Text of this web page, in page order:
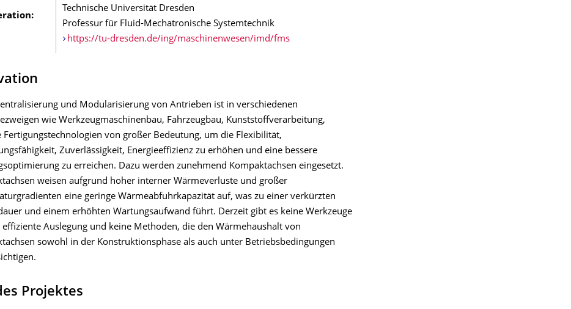
Technische Universität Dresden
Professur für Fluid-Mechatronische Systemtechnik
https://tu-dresden.de/ing/maschinenwesen/imd/fms
und Modularisierung von Antrieben ist in verschiedenen
wie Werkzeugmaschinenbau, Fahrzeugbau, Kunststoffverarbeitung,
Fertigungstechnologien von großer Bedeutung, um die Flexibilität,
Zuverlässigkeit, Energieeffizienz zu erhöhen und eine bessere
zu erreichen. Dazu werden zunehmend Kompaktachsen eingesetzt.
weisen aufgrund hoher interner Wärmeverluste und großer
eine geringe Wärmeabfuhrkapazität auf, was zu einer verkürzten
und einem erhöhten Wartungsaufwand führt. Derzeit gibt es keine Werkzeuge
Auslegung und keine Methoden, die den Wärmehaushalt von
sowohl in der Konstruktionsphase als auch unter Betriebsbedingungen
Projektes